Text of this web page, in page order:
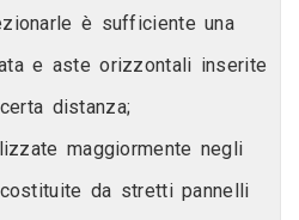
è sufficiente una
e aste orizzontali inserite
distanza;
maggiormente negli
da stretti pannelli